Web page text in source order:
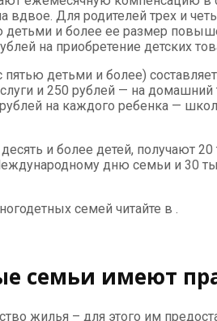
вдвое. Для родителей трех и
детьми и более ее размер
на приобретение детских
детьми и более)
и 250 рублей — на домашний
на каждого ребенка —
и более детей, получают 20
дню семьи и 30
семей читайте в .
семьи имеют
жилья – для этого им